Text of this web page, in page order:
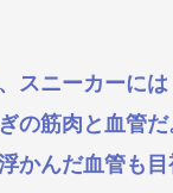
物&断水でトイ
を決意
スニーカーに
の筋肉と血管
かんだ血管も目